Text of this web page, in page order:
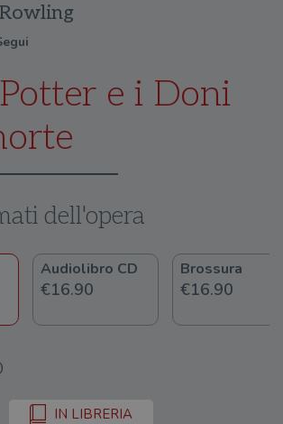
e i Doni
dell'opera
Audiolibro CD
€16.90
Brossura
€16.90
IN LIBRERIA